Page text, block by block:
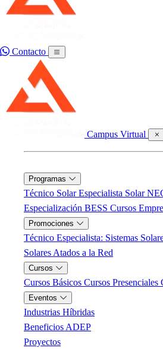
Contacto
Campus Virtual
Programas
Técnico SolarEspecialista Solar
Especialización BESS Cursos
Promociones
Técnico Especialista: Sistemas
Solares Atados a la Red
Cursos
Cursos Básicos Cursos Presenciales
Eventos
Industrias Híbridas
Beneficios ADEP
Proyectos